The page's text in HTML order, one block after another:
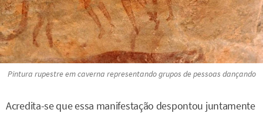
Pintura rupestre em caverna representando grupos de pessoas dançando
Acredita-se que essa manifestação despontou juntamente